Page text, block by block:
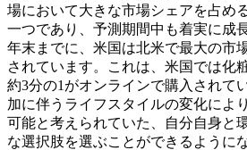
場において大きな市場シェアを占め
一つであり、予測期間中も着実に成
年末までに、米国は北米で最大の市
されています。これは、米国では化
約3分の1がオンラインで購入されて
加に伴うライフスタイルの変化によ
可能と考えられていた、自分自身と
な選択肢を選ぶことができるように